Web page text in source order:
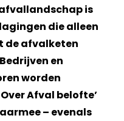
is
die alleen
de afvalketen
en
worden
Afval belofte’
– evenals